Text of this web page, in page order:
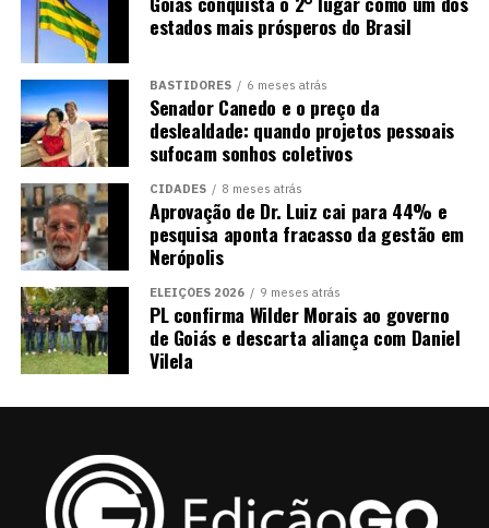
estados mais prósperos do Brasil
BASTIDORES 6 meses atrás
Senador Canedo e o preço da
deslealdade: quando projetos pessoais
sufocam sonhos coletivos
CIDADES 8 meses atrás
Aprovação de Dr. Luiz cai para 44% e
pesquisa aponta fracasso da gestão em
Nerópolis
ELEIÇÕES 2026 9 meses atrás
PL confirma Wilder Morais ao governo
de Goiás e descarta aliança com Daniel
Vilela